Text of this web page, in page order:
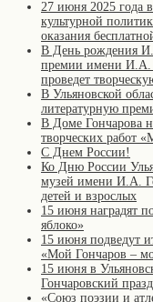
27 июня 2025 года
культурной
оказания
В День рождения
премии имени И.А.
проведет
В Ульяновской
литературную
В Доме Гончарова
творческих работ
С Днем России!
Ко Дню России
музей имени И.А.
детей и взрослых
15 июня наградят
яблоко»
15 июня подведут
«Мой Гончаров –
15 июня в
Гончаровский
«Союз поэзии и